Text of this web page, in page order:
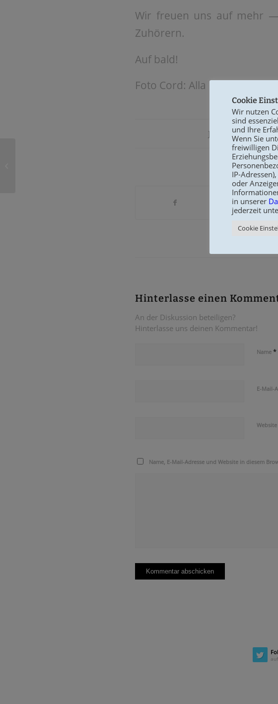
Wir freuen uns auf mehr
Zuhörern.
Auf bald!
Foto Cord: Alla Regier
JULI 1, 2025 0
Hinterlasse einen
An der Diskussion beteiligen?
Hinterlasse uns deinen Kommentar!
Name *
E-Mail-
Website
Name, E-Mail-Adresse und Website in diesem
Cookie
Wir nutzen
sind
und Ihre
Wenn Sie
freiwilligen
IP-
oder
in unserer
jederzeit
Cookie